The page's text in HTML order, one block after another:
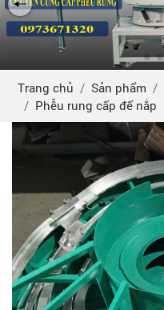
Trang chủ Sản phẩm
Phễu rung cấp đế nắp